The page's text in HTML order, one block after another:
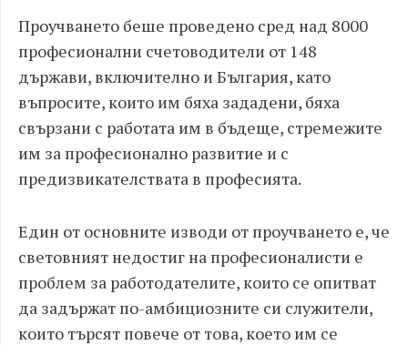
Проучването беше проведено сред над 8000
професионални счетоводители от 148
държави, включително и България, като
въпросите, които им бяха зададени, бяха
свързани с работата им в бъдеще, стремежите
им за професионално развитие и с
предизвикателствата в професията.
Един от основните изводи от проучването е, че
световният недостиг на професионалисти е
проблем за работодателите, които се опитват
да задържат по-амбициозните си служители,
които търсят повече от това, което им се